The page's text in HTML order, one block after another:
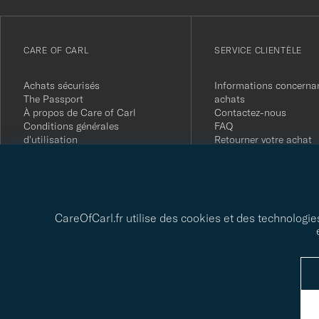
CareOfCarl.fr utilise des cookies et des
newsletter
CARE OF CARL
Achats sécurisés
The Passport
À propos de Care of Carl
Conditions générales
d'utilisation
SERVICE CLIENTÈLE
Informations
achats
Contactez-nous
FAQ
Retourner votre achat